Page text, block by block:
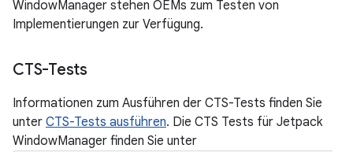
WindowManager stehen OEMs zum Testen von
Implementierungen zur Verfügung.
CTS-Tests
Informationen zum Ausführen der CTS-Tests finden Sie
unter CTS-Tests ausführen. Die CTS Tests für Jetpack
WindowManager finden Sie unter